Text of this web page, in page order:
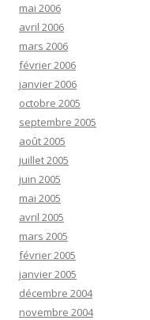
mai 2006
avril 2006
mars 2006
février 2006
janvier 2006
octobre 2005
septembre 2005
août 2005
juillet 2005
juin 2005
mai 2005
avril 2005
mars 2005
février 2005
janvier 2005
décembre 2004
novembre 2004